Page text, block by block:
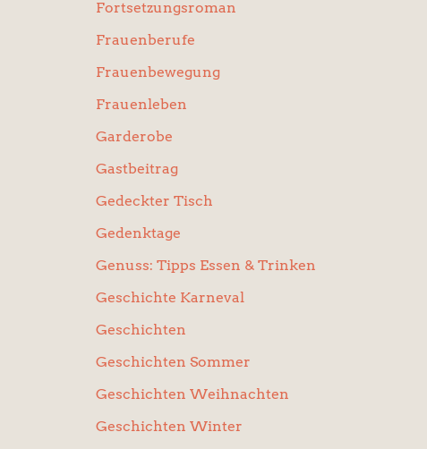
Fortsetzungsroman
Frauenberufe
Frauenbewegung
Frauenleben
Garderobe
Gastbeitrag
Gedeckter Tisch
Gedenktage
Genuss: Tipps Essen & Trinken
Geschichte Karneval
Geschichten
Geschichten Sommer
Geschichten Weihnachten
Geschichten Winter